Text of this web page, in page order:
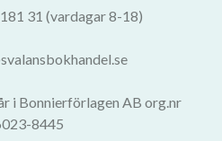
31 (vardagar 8-18)
i Bonnierförlagen AB org.nr
8445